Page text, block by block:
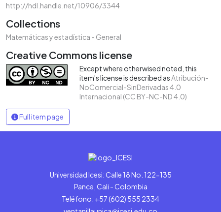
http://hdl.handle.net/10906/3344
Collections
Matemáticas y estadística - General
Creative Commons license
Except where otherwised noted, this
item's license is described asAtribución-
NoComercial-SinDerivadas 4.0
Internacional (CC BY-NC-ND 4.0)
Full item page
Universidad Icesi: Calle 18 No. 122-135
Pance, Cali - Colombia
Teléfono: +57 (602) 555 2334